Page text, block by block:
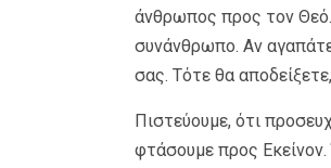
άνθρωπος προς τον
συνάνθρωπο. Αν
σας. Τότε θα
Πιστεύουμε, ότι
φτάσουμε προς